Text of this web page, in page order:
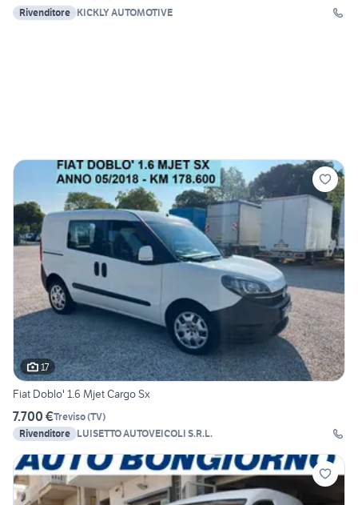
Rivenditore KICKLY AUTOMOTIVE
17
Fiat Doblo' 1.6 Mjet Cargo Sx
7.700 €Treviso(TV)
Rivenditore LUISETTO AUTOVEICOLI S.R.L.